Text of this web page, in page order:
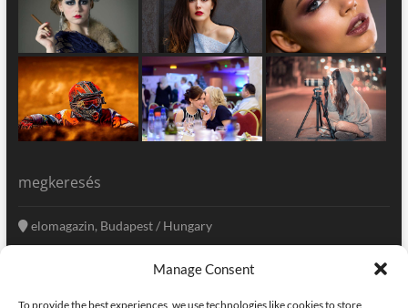
Manage Consent
To provide the best experiences, we use technologies like cookies to store
megkeresés
elomagazin, Budapest / Hungary
szerkesztoseg@elomagazin.com